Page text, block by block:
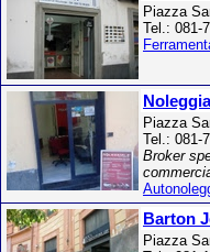
Piazza
Tel.: 081-
Piazza
Tel.: 081-
Broker
Barton
Piazza